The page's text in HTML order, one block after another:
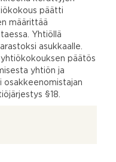
päätti
määrittää
Yhtiöllä
asukkaalle.
päätös
yhtiön ja
osakkeenomistajan
§18.